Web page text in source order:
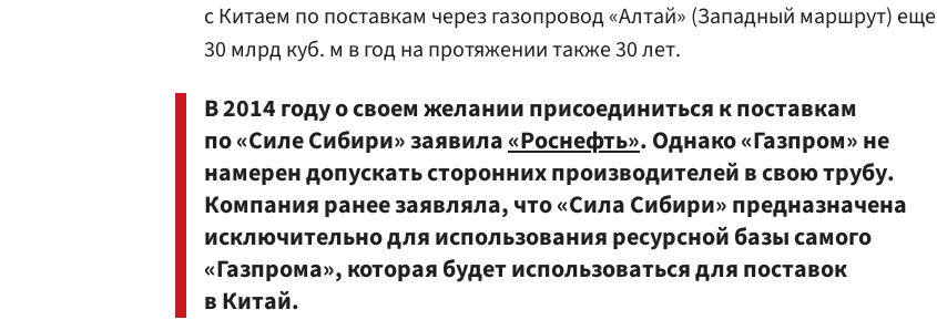
с Китаем по поставкам через газопровод «Алтай» (Западный маршрут) еще
30 млрд куб. м в год на протяжении также 30 лет.
В 2014 году о своем желании присоединиться к поставкам
по «Силе Сибири» заявила«Роснефть». Однако «Газпром» не
намерен допускать сторонних производителей в свою трубу.
Компания ранее заявляла, что «Сила Сибири» предназначена
исключительно для использования ресурсной базы самого
«Газпрома», которая будет использоваться для поставок
в Китай.